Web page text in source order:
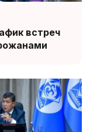
встреч